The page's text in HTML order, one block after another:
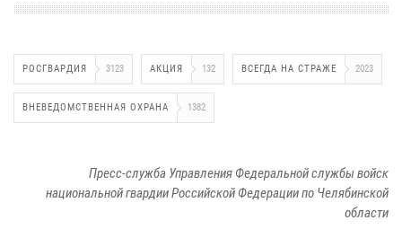
РОСГВАРДИЯ 3123 АКЦИЯ 132 ВСЕГДА НА СТРАЖЕ 2023
ВНЕВЕДОМСТВЕННАЯ ОХРАНА 1382
Пресс-служба Управления Федеральной службы войск
национальной гвардии Российской Федерации по Челябинской
области